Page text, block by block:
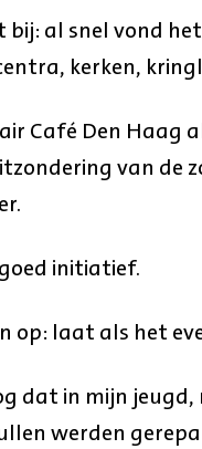
bij: al snel vond
kerken,
Café Den Haag
van de
initiatief.
op: laat als het
dat in mijn
werden